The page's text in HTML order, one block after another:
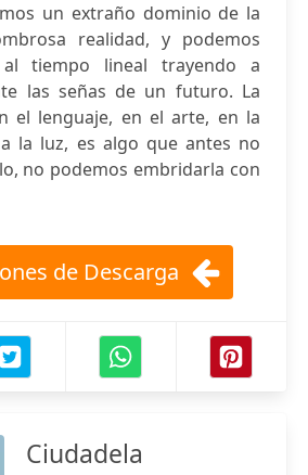
un extraño dominio de la
realidad, y podemos
tiempo lineal trayendo a
las señas de un futuro. La
el lenguaje, en el arte, en la
la luz, es algo que antes no
no podemos embridarla con
de Descarga
Ciudadela